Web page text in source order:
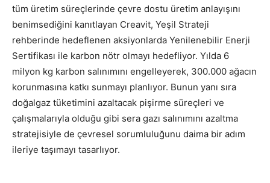
tüm üretim süreçlerinde çevre dostu üretim anlayışını
benimsediğini kanıtlayan Creavit, Yeşil Strateji
rehberinde hedeflenen aksiyonlarda Yenilenebilir Enerji
Sertifikası ile karbon nötr olmayı hedefliyor. Yılda 6
milyon kg karbon salınımını engelleyerek, 300.000 ağacın
korunmasına katkı sunmayı planlıyor. Bunun yanı sıra
doğalgaz tüketimini azaltacak pişirme süreçleri ve
çalışmalarıyla olduğu gibi sera gazı salınımını azaltma
stratejisiyle de çevresel sorumluluğunu daima bir adım
ileriye taşımayı tasarlıyor.